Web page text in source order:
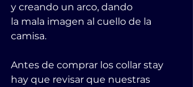
y creando un arco, dando
la mala imagen al cuello de la
camisa.
Antes de comprar los collar stay
hay que revisar que nuestras